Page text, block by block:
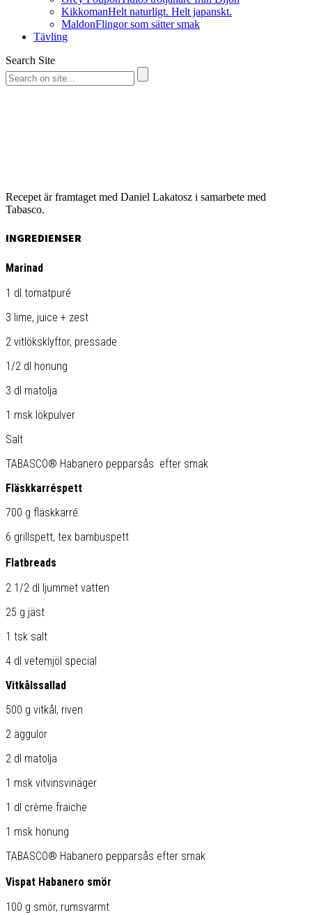
KikkomanHelt naturligt. Helt japanskt.
MaldonFlingor som sätter smak
Tävling
Search Site
Recepet är framtaget med Daniel Lakatosz i samarbete med
Tabasco.
INGREDIENSER
Marinad
1 dl tomatpuré
3 lime, juice + zest
2 vitlöksklyftor, pressade
1/2 dl honung
3 dl matolja
1 msk lökpulver
Salt
TABASCO® Habanero pepparsås efter smak
Fläskkarréspett
700 g fläskkarré
6 grillspett, tex bambuspett
Flatbreads
2 1/2 dl ljummet vatten
25 g jäst
1 tsk salt
4 dl vetemjöl special
Vitkålssallad
500 g vitkål, riven
2 äggulor
2 dl matolja
1 msk vitvinsvinäger
1 dl crème fraiche
1 msk honung
TABASCO® Habanero pepparsås efter smak
Vispat Habanero smör
100 g smör, rumsvarmt